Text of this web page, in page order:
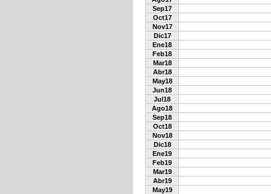
Sep17
Oct17
Nov17
Dic17
Ene18
Feb18
Mar18
Abr18
May18
Jun18
Jul18
Ago18
Sep18
Oct18
Nov18
Dic18
Ene19
Feb19
Mar19
Abr19
May19